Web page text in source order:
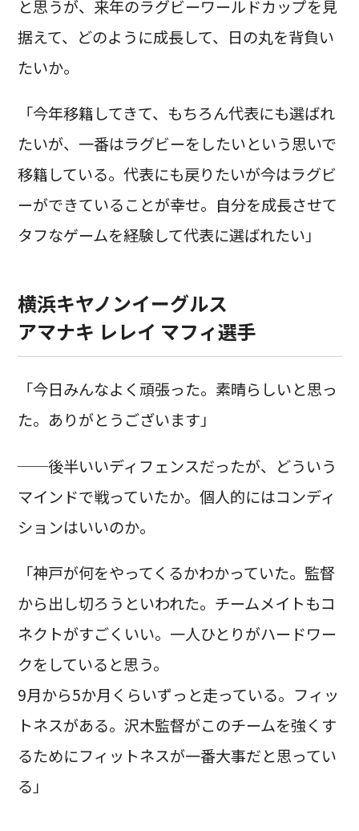
と思うが、来年のラグビーワールドカップを見
据えて、どのように成長して、日の丸を背負い
たいか。
「今年移籍してきて、もちろん代表にも選ばれ
たいが、一番はラグビーをしたいという思いで
移籍している。代表にも戻りたいが今はラグビ
ーができていることが幸せ。自分を成長させて
タフなゲームを経験して代表に選ばれたい」
横浜キヤノンイーグルス
アマナキ レレイ マフィ選手
「今日みんなよく頑張った。素晴らしいと思っ
た。ありがとうございます」
──後半いいディフェンスだったが、どういう
マインドで戦っていたか。個人的にはコンディ
ションはいいのか。
「神戸が何をやってくるかわかっていた。監督
から出し切ろうといわれた。チームメイトもコ
ネクトがすごくいい。一人ひとりがハードワー
クをしていると思う。
9月から5か月くらいずっと走っている。フィッ
トネスがある。沢木監督がこのチームを強くす
るためにフィットネスが一番大事だと思ってい
る」